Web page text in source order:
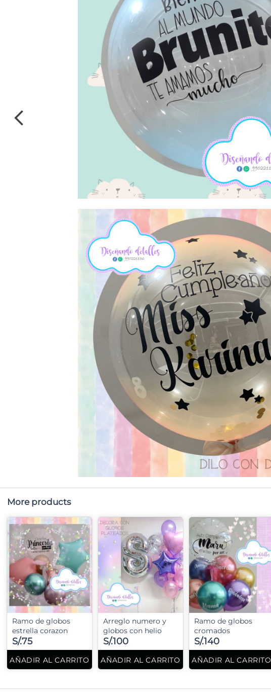
More products
Ramo de globos
estrella corazon
S/.75
AÑADIR AL CARRITO
Arreglo numero y
globos con helio
S/.100
AÑADIR AL CARRITO
Ramo de globos
cromados
S/.140
AÑADIR AL CARRITO